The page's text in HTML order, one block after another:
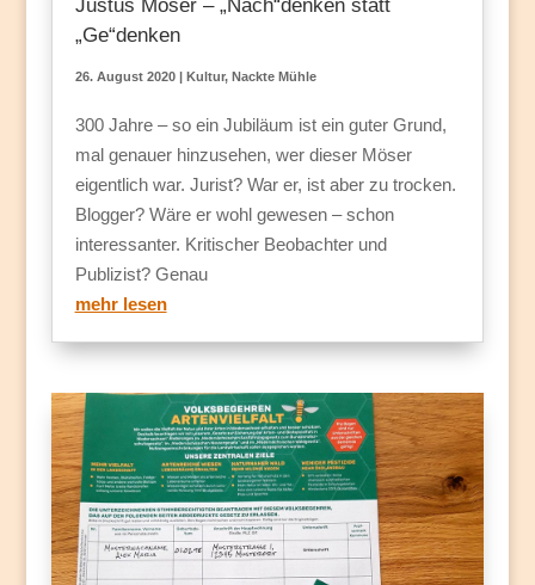
Justus Möser – „Nach“denken statt
„Ge“denken
26. August 2020| Kultur, Nackte Mühle
300 Jahre – so ein Jubiläum ist ein guter Grund,
mal genauer hinzusehen, wer dieser Möser
eigentlich war. Jurist? War er, ist aber zu trocken.
Blogger? Wäre er wohl gewesen – schon
interessanter. Kritischer Beobachter und
Publizist? Genau
mehr lesen